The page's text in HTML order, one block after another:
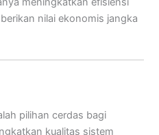
nilai ekonomis jangka
pilihan cerdas bagi
kualitas sistem